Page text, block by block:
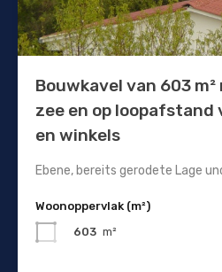
Bouwkavel van 603
zee en op
en winkels
Ebene, bereits gerodete Lage
Woonoppervlak (m²)
603 m²